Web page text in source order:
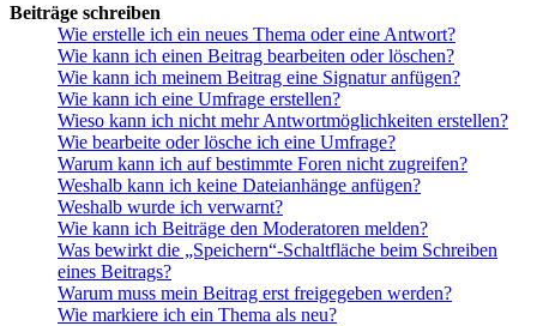
Beiträge schreiben
Wie erstelle ich ein neues Thema oder eine Antwort?
Wie kann ich einen Beitrag bearbeiten oder löschen?
Wie kann ich meinem Beitrag eine Signatur anfügen?
Wie kann ich eine Umfrage erstellen?
Wieso kann ich nicht mehr Antwortmöglichkeiten erstellen?
Wie bearbeite oder lösche ich eine Umfrage?
Warum kann ich auf bestimmte Foren nicht zugreifen?
Weshalb kann ich keine Dateianhänge anfügen?
Weshalb wurde ich verwarnt?
Wie kann ich Beiträge den Moderatoren melden?
Was bewirkt die „Speichern“-Schaltfläche beim Schreiben
eines Beitrags?
Warum muss mein Beitrag erst freigegeben werden?
Wie markiere ich ein Thema als neu?